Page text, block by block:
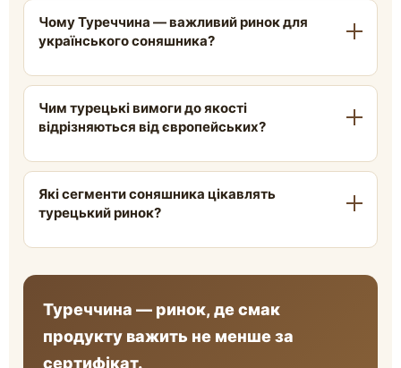
Чому Туреччина — важливий ринок для
українського соняшника?
Через географічну близькість і дешеву
логістику через чорноморські порти, а також
стабільний попит у двох сегментах:
кондитерському (пряме споживання) і
олійному (переробка).
Чим турецькі вимоги до якості
відрізняються від європейських?
Турецькі переробники менш вимогливі до
паперової документації, але дуже чутливі до
органолептичних показників — смаку, запаху,
зовнішнього вигляду насіння.
Які сегменти соняшника цікавлять
турецький ринок?
олійний (сировина для переробних заводів,
ключовий параметр — олійність).
Туреччина — ринок, де смак
продукту важить не менше за
сертифікат.